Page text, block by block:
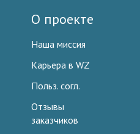
О проекте
Наша миссия
Карьера в WZ
Польз. согл.
Отзывы
заказчиков